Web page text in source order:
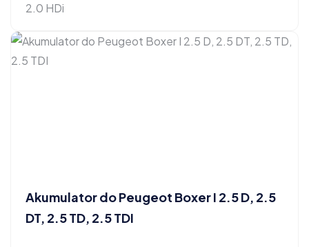
2.0 HDi
Akumulator do Peugeot Boxer I 2.5 D, 2.5
DT, 2.5 TD, 2.5 TDI